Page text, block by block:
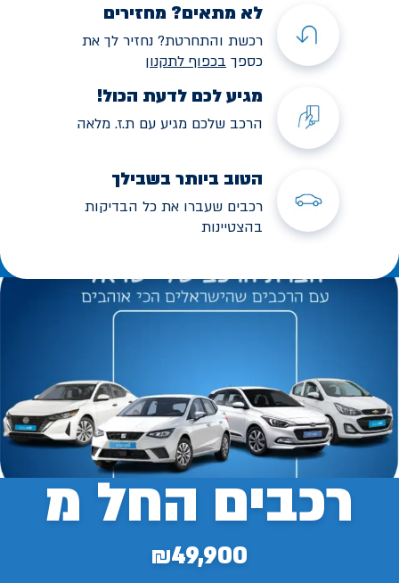
לא מתאים? מחזירים
רכשת והתחרטת? נחזיר לך את
כספך בכפוף לתקנון
מגיע לכם לדעת הכול!
הרכב שלכם מגיע עם ת.ז. מלאה
הטוב ביותר בשבילך
רכבים שעברו את כל הבדיקות
בהצטיינות
רכבים החל מ
₪49,900